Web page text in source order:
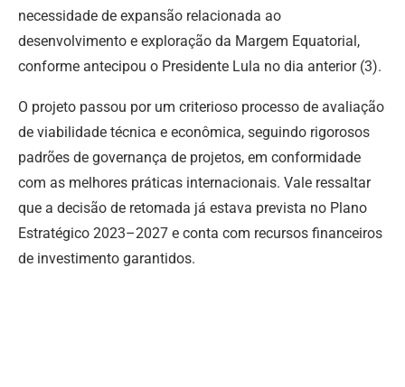
necessidade de expansão relacionada ao
desenvolvimento e exploração da Margem Equatorial,
conforme antecipou o Presidente Lula no dia anterior (3).
O projeto passou por um criterioso processo de avaliação
de viabilidade técnica e econômica, seguindo rigorosos
padrões de governança de projetos, em conformidade
com as melhores práticas internacionais. Vale ressaltar
que a decisão de retomada já estava prevista no Plano
Estratégico 2023–2027 e conta com recursos financeiros
de investimento garantidos.